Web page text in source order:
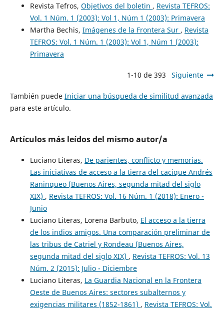
Revista Tefros, Objetivos del boletin , Revista TEFROS:
Vol. 1 Núm. 1 (2003): Vol 1, Núm 1 (2003): Primavera
Martha Bechis, Imágenes de la Frontera Sur , Revista
TEFROS: Vol. 1 Núm. 1 (2003): Vol 1, Núm 1 (2003):
Primavera
1-10 de 393 Siguiente
También puede Iniciar una búsqueda de similitud avanzada
para este artículo.
Artículos más leídos del mismo autor/a
Luciano Literas, De parientes, conflicto y memorias.
Las iniciativas de acceso a la tierra del cacique Andrés
Raninqueo (Buenos Aires, segunda mitad del siglo
XIX) , Revista TEFROS: Vol. 16 Núm. 1 (2018): Enero -
Junio
Luciano Literas, Lorena Barbuto, El acceso a la tierra
de los indios amigos. Una comparación preliminar de
las tribus de Catriel y Rondeau (Buenos Aires,
segunda mitad del siglo XIX) , Revista TEFROS: Vol. 13
Núm. 2 (2015): Julio - Diciembre
Luciano Literas, La Guardia Nacional en la Frontera
Oeste de Buenos Aires: sectores subalternos y
exigencias militares (1852-1861) , Revista TEFROS: Vol.